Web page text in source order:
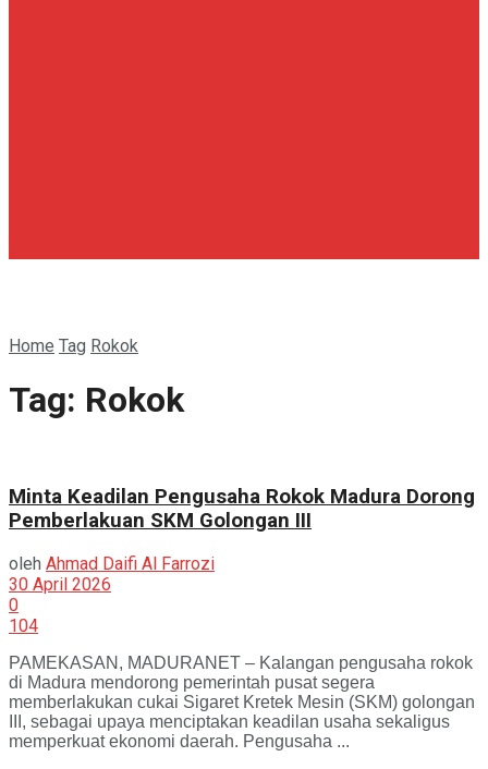
Home Tag Rokok
Tag: Rokok
Minta Keadilan Pengusaha Rokok Madura Dorong
Pemberlakuan SKM Golongan III
oleh Ahmad Daifi Al Farrozi
30 April 2026
0
104
PAMEKASAN, MADURANET – Kalangan pengusaha rokok
di Madura mendorong pemerintah pusat segera
memberlakukan cukai Sigaret Kretek Mesin (SKM) golongan
III, sebagai upaya menciptakan keadilan usaha sekaligus
memperkuat ekonomi daerah. Pengusaha ...